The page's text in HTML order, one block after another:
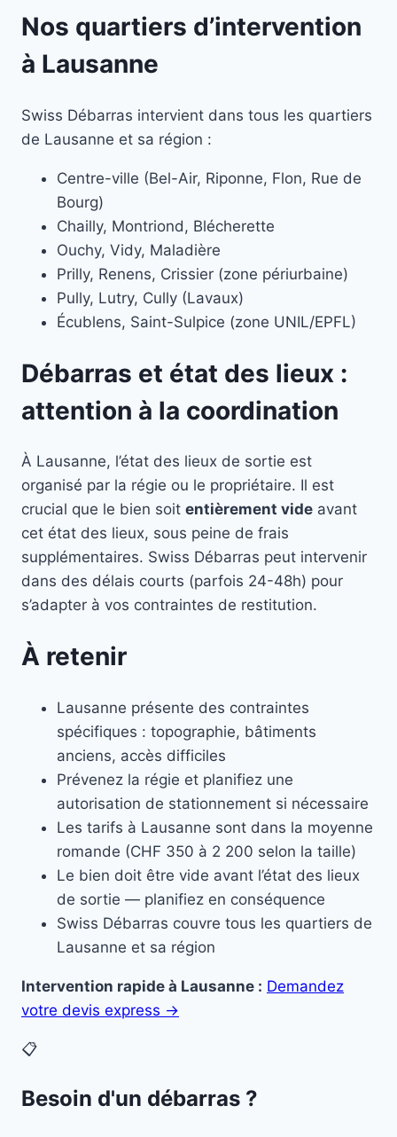
Nos quartiers d’intervention
à Lausanne
Swiss Débarras intervient dans tous les quartiers
de Lausanne et sa région :
Centre-ville (Bel-Air, Riponne, Flon, Rue de
Bourg)
Chailly, Montriond, Blécherette
Ouchy, Vidy, Maladière
Prilly, Renens, Crissier (zone périurbaine)
Pully, Lutry, Cully (Lavaux)
Écublens, Saint-Sulpice (zone UNIL/EPFL)
Débarras et état des lieux :
attention à la coordination
À Lausanne, l’état des lieux de sortie est
organisé par la régie ou le propriétaire. Il est
crucial que le bien soit entièrement vide avant
cet état des lieux, sous peine de frais
supplémentaires. Swiss Débarras peut intervenir
dans des délais courts (parfois 24-48h) pour
s’adapter à vos contraintes de restitution.
À retenir
Lausanne présente des contraintes
spécifiques : topographie, bâtiments
anciens, accès difficiles
Prévenez la régie et planifiez une
autorisation de stationnement si nécessaire
Les tarifs à Lausanne sont dans la moyenne
romande (CHF 350 à 2 200 selon la taille)
Le bien doit être vide avant l’état des lieux
de sortie — planifiez en conséquence
Swiss Débarras couvre tous les quartiers de
Lausanne et sa région
Intervention rapide à Lausanne : Demandez
votre devis express →
📋
Besoin d'un débarras ?